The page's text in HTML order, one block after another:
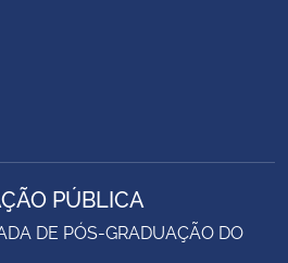
PÚBLICA
DE PÓS-GRADUAÇÃO DO